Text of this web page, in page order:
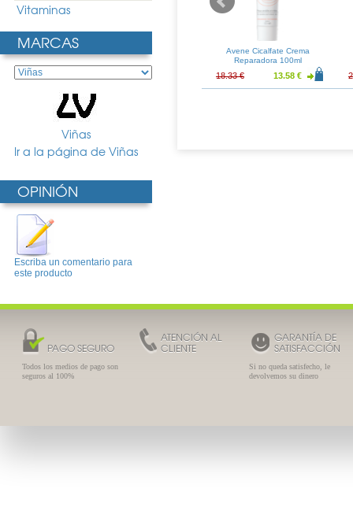
Vitaminas
MARCAS
Viñas
Ir a la página de Viñas
OPINIÓN
Escriba un comentario para
este producto
Reductor
450ml
43.94 €
Ortodoncia
6.62 €
Avene Cicalfate Crema
Reparadora 100ml
18.33 € 13.58 €
PAGO SEGURO
Todos los medios de pago son
seguros al 100%
ATENCIÓN AL
CLIENTE
GARANTÍA DE
SATISFACCIÓN
Si no queda satisfecho, le
devolvemos su dinero